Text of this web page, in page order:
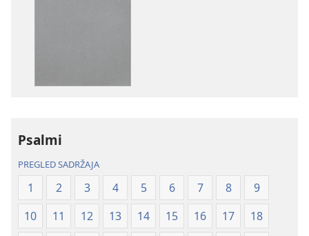
Psalmi
PREGLED SADRŽAJA
1 2 3 4 5 6 7 8
9
10
11 12 13 14 15 16 17
18